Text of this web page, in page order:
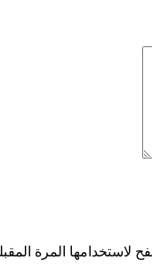
لاستخدامها المرة